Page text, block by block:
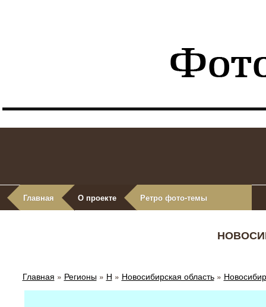
Главная О проекте Ретро фото-темы
Главная » Регионы» Н » Новосибирская область»